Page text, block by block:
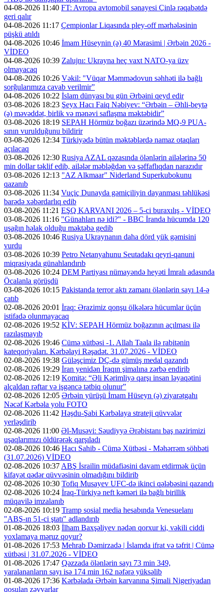
04-08-2026 11:40 FT: Avropa avtomobil sənayesi Çinlə rəqabətdə
geri qalır
04-08-2026 11:17 Çempionlar Liqasında pley-off mərhələsinin
püşkü atıldı
04-08-2026 10:46 İmam Hüseynin (ə) 40 Mərasimi | Ərbəin 2026 -
VİDEO
04-08-2026 10:39 Zalujnı: Ukrayna heç vaxt NATO-ya üzv
olmayacaq
04-08-2026 10:26 Vəkil: "Vüqar Məmmədovun səhhəti ilə bağlı
sorğularımıza cavab verilmir”
04-08-2026 10:22 İslam dünyası bu gün Ərbəini qeyd edir
03-08-2026 18:23 Şeyx Hacı Faiq Nəbiyev: “Ərbəin – Əhli-beytə
(ə) məvəddət, birlik və mənəvi saflaşma məktəbidir”
03-08-2026 18:19 SEPAH Hörmüz boğazı üzərində MQ-9 PUA-
sının vurulduğunu bildirir
03-08-2026 12:34 Türkiyədə bütün məktəblərdə namaz otaqları
açılacaq
03-08-2026 12:30 Rusiya AZAL qəzasında ölənlərin ailələrinə 50
min dollar təklif edib, ailələr məbləğdən və şəffaflıqdan narazıdır
03-08-2026 12:13 "AZ Alkmaar" Niderland Superkubokunu
qazanıb
03-08-2026 11:34 Vuçiç Dunayda gəmiçiliyin dayanması təhlükəsi
barədə xəbərdarlıq edib
03-08-2026 11:21 EŞQ KARVANI 2026 – 5-ci buraxılış - VİDEO
03-08-2026 11:16 "Günahları nə idi?" - BBC İranda hücumda 120
uşağın həlak olduğu məktəbə gedib
03-08-2026 10:46 Rusiya Ukraynanın daha dörd yük gəmisini
vurdu
03-08-2026 10:39 Petro Netanyahunu Seutadakı qeyri-qanuni
miqrasiyada günahlandırıb
03-08-2026 10:24 DEM Partiyası nümayəndə heyəti İmralı adasında
Öcalanla görüşdü
03-08-2026 10:15 Pakistanda terror aktı zamanı ölənlərin sayı 14-ə
çatıb
02-08-2026 20:01 İraq: Ərazimiz qonşu ölkələrə hücumlar üçün
istifadə olunmayacaq
02-08-2026 19:52 KİV: SEPAH Hörmüz boğazının açılması ilə
razılaşmayıb
02-08-2026 19:46 Cümə xütbəsi -1. Allah Taala ilə rabitənin
kateqoriyaları. Kərbəlayi Rəşadət. 31.07.2026 - VİDEO
02-08-2026 19:38 Güləşçimiz DÇ-də gümüş medal qazandı
02-08-2026 19:29 İran yenidən İraqın şimalına zərbə endirib
02-08-2026 12:19 Komitə: “Əli Kərimliyə qarşı insan ləyaqətini
alçaldan rəftar və işgəncə tətbiq olunur”
02-08-2026 12:05 Ərbəin yürüşü İmam Hüseyn (ə) ziyarətgahı
Nəcəf Kərbəla yolu FOTO
02-08-2026 11:42 Həşdu-Şabi Kərbəlaya strateji qüvvələr
yerləşdirib
02-08-2026 11:00 Əl-Musəvi: Səudiyyə Ərəbistanı baş nazirimizi
uşaqlarımızı öldürərək qarşıladı
02-08-2026 10:46 Hacı Sahib - Cümə Xütbəsi - Məhərrəm söhbəti
(31.07.2026) VİDEO
02-08-2026 10:37 ABŞ İsrailin müdafiəsini davam etdirmək üçün
kifayət qədər qüvvəsinin olmadığını bildirib
02-08-2026 10:30 Tofiq Musayev UFC-də ikinci qələbəsini qazandı
02-08-2026 10:24 İraq-Türkiyə neft kəməri ilə bağlı birillik
müqavilə imzalanıb
02-08-2026 10:19 Tramp sosial media hesabında Venesuelanı
"ABŞ-ın 51-ci ştatı" adlandırıb
01-08-2026 18:03 İlham Baxşəliyev nədən qorxur ki, vəkili ciddi
yoxlamaya məruz qoyur?
01-08-2026 17:53 Mehrab Dəmirzadə | İslamda ifrat və təfrit | Cümə
xütbəsi | 31.07.2026 - VİDEO
01-08-2026 17:47 Qəzzada ölənlərin sayı 73 min 349,
yaralananların sayı isə 174 min 162 nəfərə yüksəlib
01-08-2026 17:36 Kərbəlada Ərbəin karvanına Şimali Nigeriyadan
qoşulan zəvvarlar